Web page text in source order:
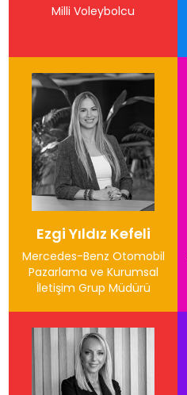
Milli Voleybolcu
Ezgi Yıldız Kefeli
Mercedes-Benz Otomobil
Pazarlama ve Kurumsal
İletişim Grup Müdürü